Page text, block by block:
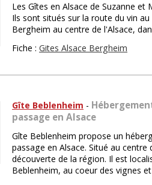
Les Gîtes en Alsace de Suzanne
Ils sont situés sur la route du vin
Bergheim au centre de l'Alsace,
Fiche : Gites Alsace Bergheim
Gîte Beblenheim -
passage en Alsace
Gîte Beblenheim propose un
passage en Alsace. Situé au
découverte de la région. Il est
Beblenheim, au coeur des vignes